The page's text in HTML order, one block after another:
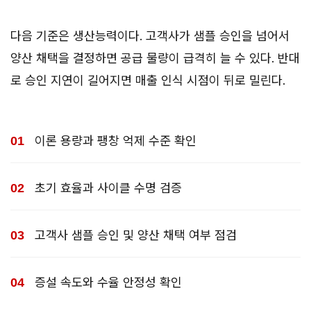
다음 기준은 생산능력이다. 고객사가 샘플 승인을 넘어서
양산 채택을 결정하면 공급 물량이 급격히 늘 수 있다. 반대
로 승인 지연이 길어지면 매출 인식 시점이 뒤로 밀린다.
이론 용량과 팽창 억제 수준 확인
초기 효율과 사이클 수명 검증
고객사 샘플 승인 및 양산 채택 여부 점검
증설 속도와 수율 안정성 확인